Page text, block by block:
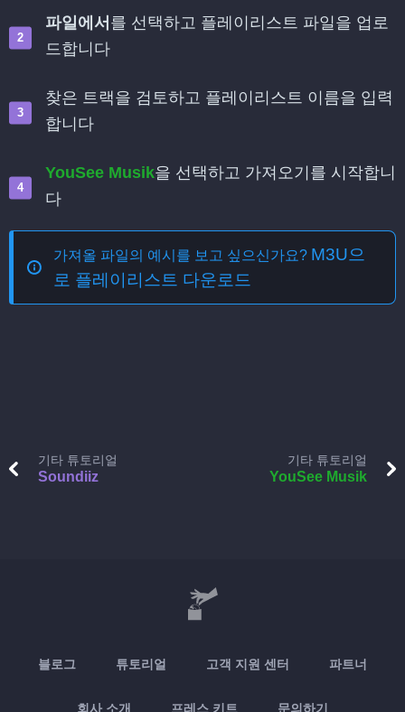
파일에서 를 선택하고 플레이리스트 파일을 업로
드합니다
찾은 트랙을 검토하고 플레이리스트 이름을 입력
합니다
YouSee Musik을 선택하고 가져오기를 시작합니
다
가져올 파일의 예시를 보고 싶으신가요? M3U으
로 플레이리스트 다운로드
기타 튜토리얼
Soundiiz
기타 튜토리얼
YouSee Musik
블로그 튜토리얼 고객 지원 센터 파트너
회사 소개 프레스 키트 문의하기